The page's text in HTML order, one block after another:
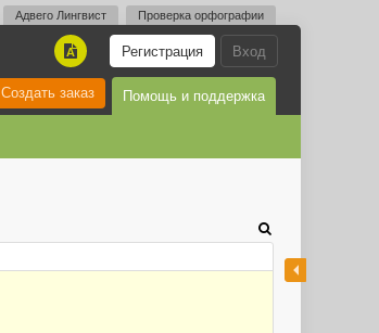
Адвего Лингвист Проверка орфографии
Вход
Регистрация
A
Помощь и поддержка
Создать заказ